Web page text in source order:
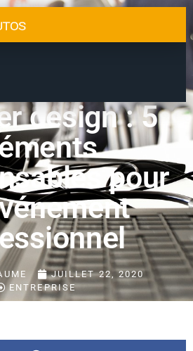
design : 5
pour
JUILLET 22, 2020
ENTREPRISE